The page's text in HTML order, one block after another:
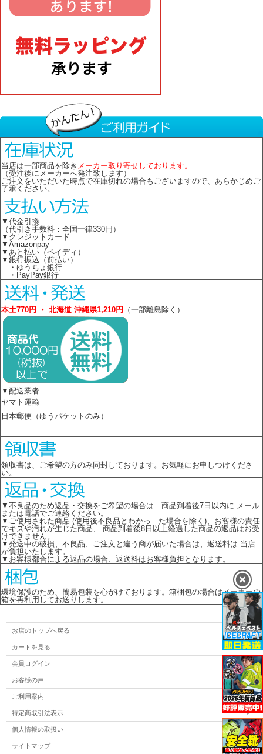
当店は一部商品を除き メーカー取り寄せしております。
（受注後にメーカーへ発注致します）
ご注文をいただいた時点で在庫切れの場合もございますので、あらかじめご
了承ください。
▼代金引換
（代引き手数料：全国一律330円）
▼クレジットカード
▼Amazonpay
▼あと払い（ペイディ）
▼銀行振込（前払い）
・ゆうちょ銀行
・PayPay銀行
本土770円 ・ 北海道 沖縄県1,210円 （一部離島除く）
▼配送業者
ヤマト運輸
日本郵便（ゆうパケットのみ）
領収書は、ご希望の方のみ同封しております。お気軽にお申しつけくださ
い。
▼不良品のため返品・交換をご希望の場合は 商品到着後7日以内に メール
または電話でご連絡ください。
▼ご使用された商品 (使用後不良品とわかっ た場合を除く)、お客様の責任
でキズや汚れが生じた商品、 商品到着後8日以上経過した商品の返品はお受
けできません。
▼発送中の破損、不良品、ご注文と違う商が届いた場合は、返送料は 当店
が負担いたします。
▼お客様都合による返品の場合、返送料はお客様負担となります。
環境保護のため、簡易包装を心がけております。箱梱包の場合はメーカーの
箱を再利用してお送りします。
お店のトップへ戻る
カートを見る
会員ログイン
お客様の声
ご利用案内
特定商取引法表示
個人情報の取扱い
サイトマップ